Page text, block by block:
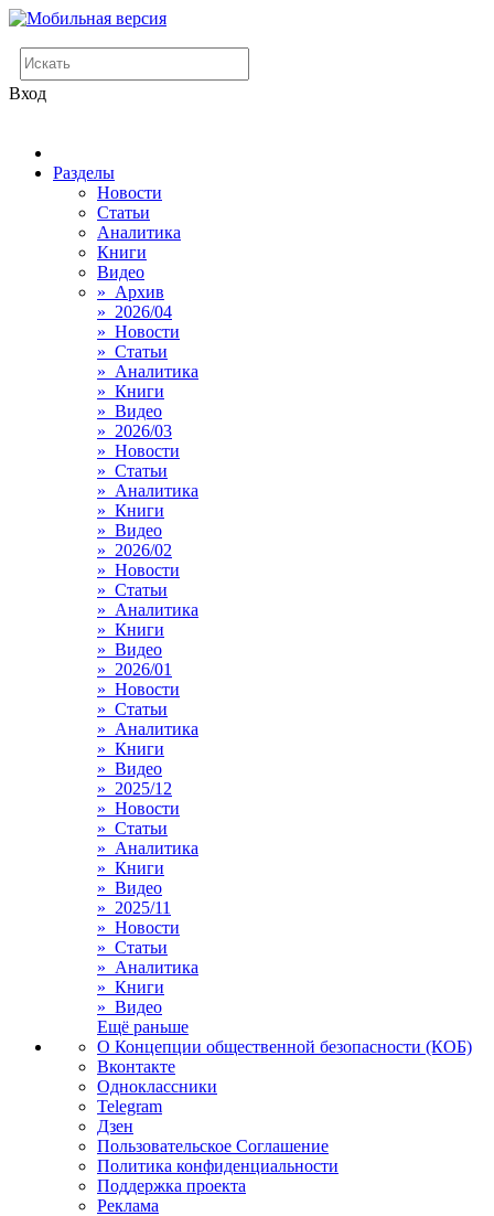
Вход
Разделы
Новости
Статьи
Аналитика
Книги
Видео
» Архив
» 2026/04
» Новости
» Статьи
» Аналитика
» Книги
» Видео
» 2026/03
» Новости
» Статьи
» Аналитика
» Книги
» Видео
» 2026/02
» Новости
» Статьи
» Аналитика
» Книги
» Видео
» 2026/01
» Новости
» Статьи
» Аналитика
» Книги
» Видео
» 2025/12
» Новости
» Статьи
» Аналитика
» Книги
» Видео
» 2025/11
» Новости
» Статьи
» Аналитика
» Книги
» Видео
Ещё раньше
О Концепции общественной безопасности (КОБ)
Вконтакте
Одноклассники
Telegram
Дзен
Пользовательское Соглашение
Политика конфиденциальности
Поддержка проекта
Реклама